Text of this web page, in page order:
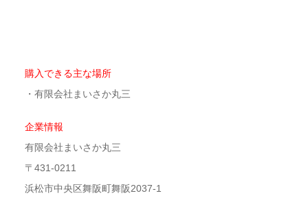
購入できる主な場所
・有限会社まいさか丸三
企業情報
有限会社まいさか丸三
〒431-0211
浜松市中央区舞阪町舞阪2037-1